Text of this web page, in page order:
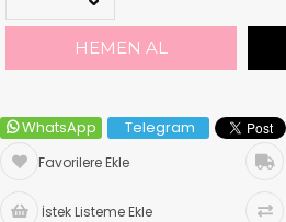
WhatsApp Telegram
Favorilere Ekle
İstek Listeme Ekle